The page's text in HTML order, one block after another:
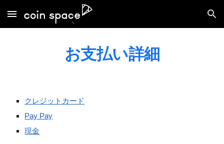
Skip to main content Skip to navigation
お支払い詳細
クレジットカード
Pay Pay
現金